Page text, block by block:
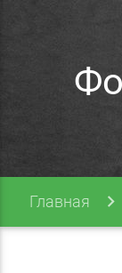
Главная